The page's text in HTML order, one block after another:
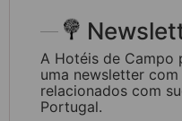
A Hotéis de Campo
uma newsletter
relacionados com
Portugal.